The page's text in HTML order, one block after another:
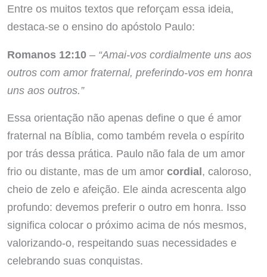
Entre os muitos textos que reforçam essa ideia,
destaca-se o ensino do apóstolo Paulo:
Romanos 12:10– “Amai-vos cordialmente uns aos
outros com amor fraternal, preferindo-vos em honra
uns aos outros.”
Essa orientação não apenas define o que é amor
fraternal na Bíblia, como também revela o espírito
por trás dessa prática. Paulo não fala de um amor
frio ou distante, mas de um amor cordial, caloroso,
cheio de zelo e afeição. Ele ainda acrescenta algo
profundo: devemos preferir o outro em honra. Isso
significa colocar o próximo acima de nós mesmos,
valorizando-o, respeitando suas necessidades e
celebrando suas conquistas.